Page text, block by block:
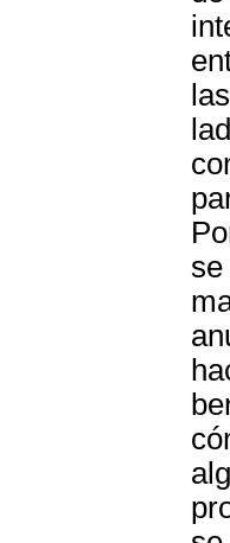
se